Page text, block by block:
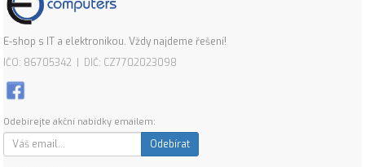
E-shop s IT a elektronikou. Vždy najdeme řešení!
IČO: 86705342 | DIČ: CZ7702023098
Odebírejte akční nabídky emailem:
Odebírat